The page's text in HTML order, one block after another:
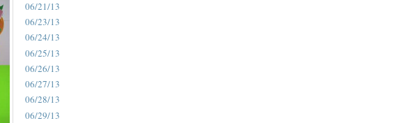
06/21/13
06/23/13
06/24/13
06/25/13
06/26/13
06/27/13
06/28/13
06/29/13